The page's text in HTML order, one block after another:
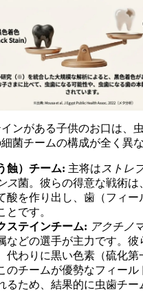
ンがある子供のお口は、
菌チームの構成が全く異
蝕）チーム: 主将は ストレ
ス菌。彼らの得意な戦術は
酸を作り出し、歯（フィー
とです。
ステインチーム: アクチノ
などの選手が主力です。彼
代わりに黒い色素（硫化第
のチームが優勢なフィー
るため、結果的に虫歯チ